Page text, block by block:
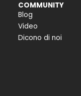
COMMUNITY
Blog
Video
Dicono di noi